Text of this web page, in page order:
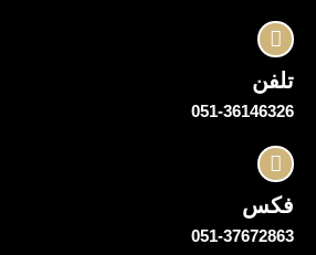
تلفن
051-36146326
فکس
051-37672863